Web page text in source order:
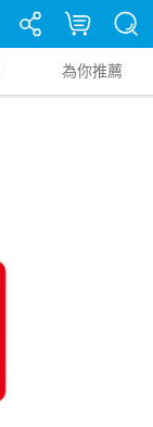
為你推薦